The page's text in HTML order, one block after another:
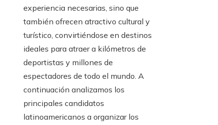
experiencia necesarias, sino que
también ofrecen atractivo cultural y
turístico, convirtiéndose en destinos
ideales para atraer a kilómetros de
deportistas y millones de
espectadores de todo el mundo. A
continuación analizamos los
principales candidatos
latinoamericanos a organizar los